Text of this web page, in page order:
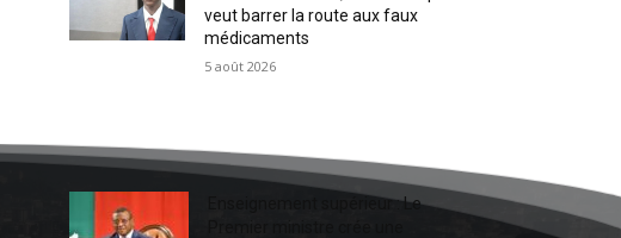
veut barrer la route aux faux
médicaments
5 août 2026
Enseignement supérieur : Le